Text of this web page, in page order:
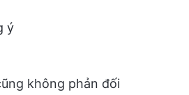
ý
không phản đối